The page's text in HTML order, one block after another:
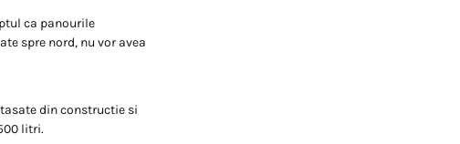
ca panourile
spre nord, nu vor avea
din constructie si
litri.